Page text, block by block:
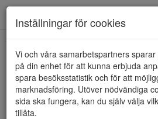
HEM VIKING
Inställningar för cookies
Vi och våra samarbetspartners
på din enhet för att kunna erbjuda
spara besöksstatistik och för att
marknadsföring. Utöver nödvändiga
sida ska fungera, kan du själv välja
tillåta.